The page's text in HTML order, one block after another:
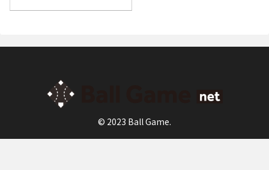
© 2023 Ball Game.